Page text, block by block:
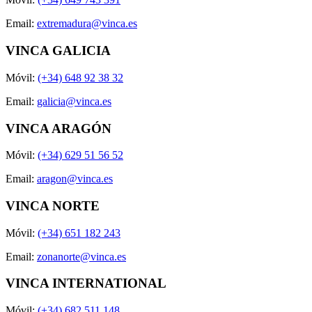
Email: extremadura@vinca.es
VINCA GALICIA
Móvil: (+34) 648 92 38 32
Email: galicia@vinca.es
VINCA ARAGÓN
Móvil: (+34) 629 51 56 52
Email: aragon@vinca.es
VINCA NORTE
Móvil: (+34) 651 182 243
Email: zonanorte@vinca.es
VINCA INTERNATIONAL